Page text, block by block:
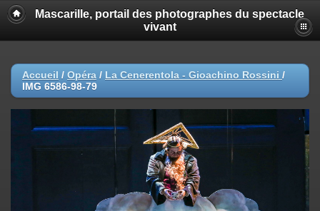
Mascarille, portail des photographes du spectacle
vivant
Accueil / Opéra / La Cenerentola - Gioachino Rossini /
IMG 6586-98-79